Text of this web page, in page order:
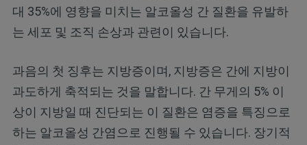
대 35%에 영향을 미치는 알코올성 간 질환을 유발하
는 세포 및 조직 손상과 관련이 있습니다.
과음의 첫 징후는 지방증이며, 지방증은 간에 지방이
과도하게 축적되는 것을 말합니다. 간 무게의 5% 이
상이 지방일 때 진단되는 이 질환은 염증을 특징으로
하는 알코올성 간염으로 진행될 수 있습니다. 장기적